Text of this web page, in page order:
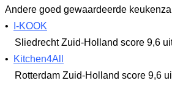
Andere goed gewaardeerde
•
I-KOOK
Sliedrecht Zuid-Holland score 9,6
•
Kitchen4All
Rotterdam Zuid-Holland score 9,6